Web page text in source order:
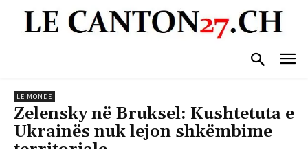
LE MONDE
Zelensky në Bruksel: Kushtetuta e
Ukrainës nuk lejon shkëmbime